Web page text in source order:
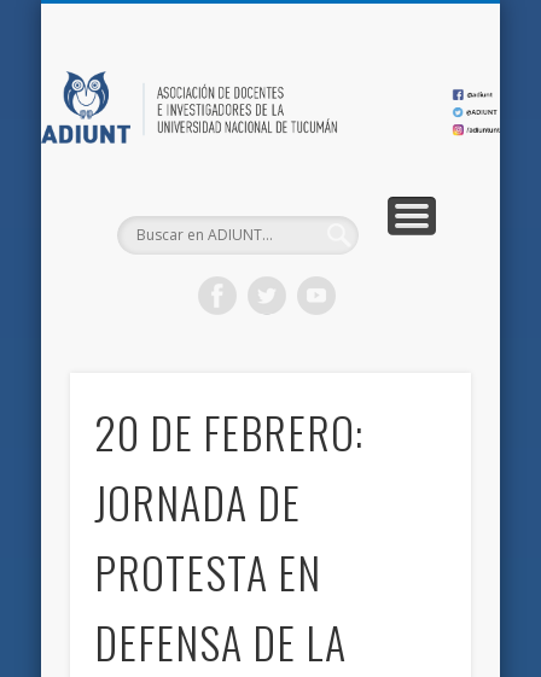
20 DE FEBRERO:
JORNADA DE
PROTESTA EN
DEFENSA DE LA